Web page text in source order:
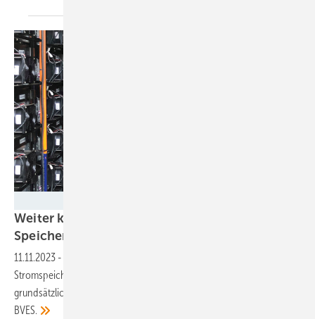
Weiter keine doppelten Netzentgelte für
Speicher
11.11.2023 -
Stromspeicher um drei weitere Jahre verlängert. Das sei zwar
grundsätzlich positiv, greife aber zu kurz, so die Verbände BSW und
BVES.